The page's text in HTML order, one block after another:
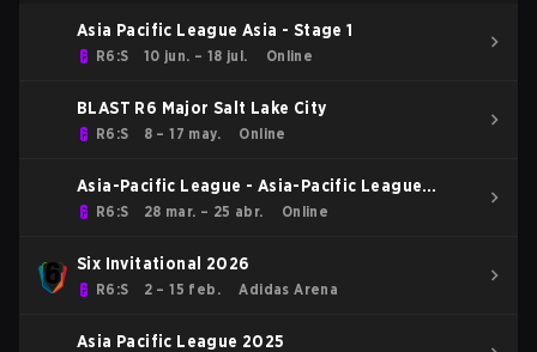
Asia Pacific League Asia - Stage 1
R6:S 10 jun. – 18 jul. Online
BLAST R6 Major Salt Lake City
R6:S 8 – 17 may. Online
Asia-Pacific League - Asia-Pacific League
Kickoff: Asia
R6:S 28 mar. – 25 abr. Online
Six Invitational 2026
R6:S 2 – 15 feb. Adidas Arena
Asia Pacific League 2025